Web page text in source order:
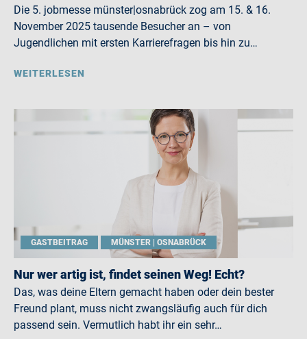
Die 5. jobmesse münster|osnabrück zog am 15. & 16.
November 2025 tausende Besucher an – von
Jugendlichen mit ersten Karrierefragen bis hin zu…
WEITERLESEN
GASTBEITRAG MÜNSTER | OSNABRÜCK
Nur wer artig ist, findet seinen Weg! Echt?
Das, was deine Eltern gemacht haben oder dein bester
Freund plant, muss nicht zwangsläufig auch für dich
passend sein. Vermutlich habt ihr ein sehr…